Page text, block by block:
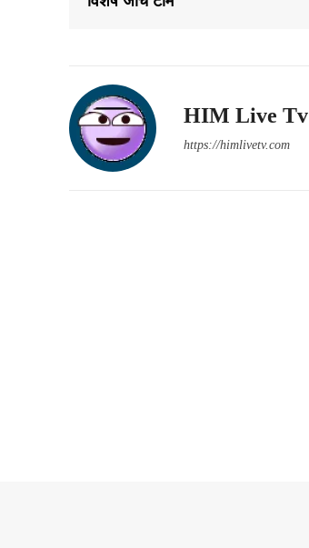
HIM Live Tv
https://himlivetv.com